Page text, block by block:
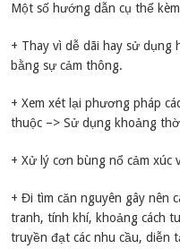
Một số hướng dẫn cụ thể
+ Thay vì dễ dãi hay sử
bằng sự cảm thông.
+ Xem xét lại phương pháp
thuộc –> Sử dụng khoảng
+ Xử lý cơn bùng nổ cảm xúc
+ Đi tìm căn nguyên gây nên
tranh, tính khí, khoảng cách
truyền đạt các nhu cầu, diễn